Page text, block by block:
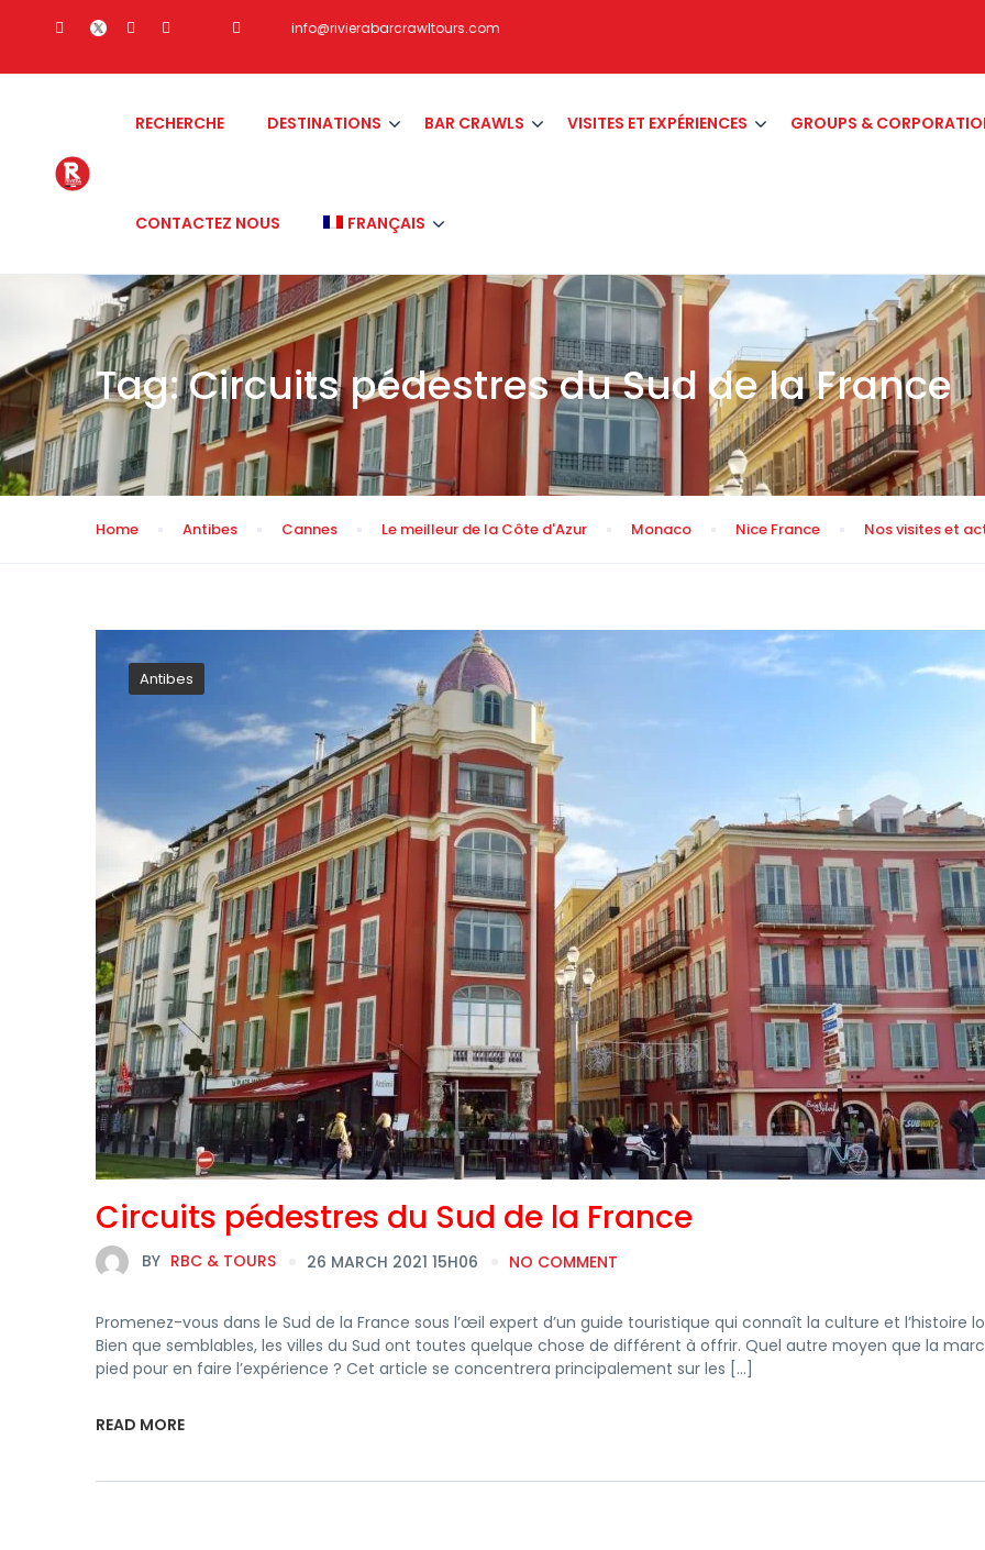
info@rivierabarcrawltours.com
RECHERCHE DESTINATIONS BAR CRAWLS VISITES ET EXPÉRIENCES GROUPS &
CONTACTEZ NOUS FRANÇAIS
Tag:Circuits pédestres du Sud de la France
Home Antibes Cannes Le meilleur de la Côte d'Azur Monaco Nice France Nos visites et
Antibes
Circuits pédestres du Sud de la France
BY RBC & TOURS 26 MARCH 2021 15H06 NO COMMENT
Promenez-vous dans le Sud de la France sous l’œil expert d’un guide touristique qui connaît la culture et l’histoire
Bien que semblables, les villes du Sud ont toutes quelque chose de différent à offrir. Quel autre moyen que la
pied pour en faire l’expérience ? Cet article se concentrera principalement sur les […]
READ MORE